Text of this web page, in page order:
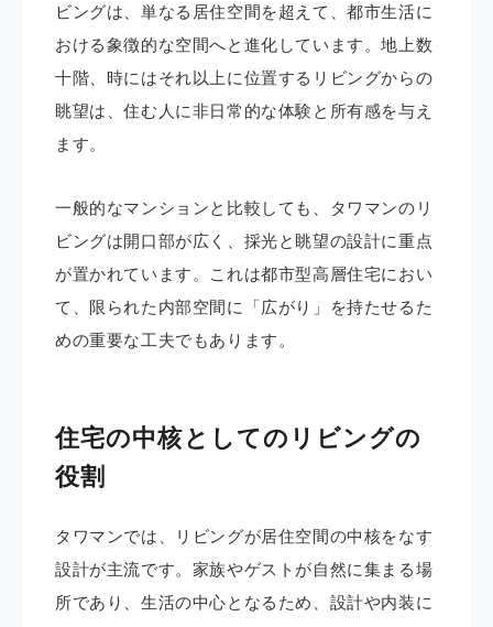
ビングは、単なる居住空間を超えて、都市生活に
おける象徴的な空間へと進化しています。地上数
十階、時にはそれ以上に位置するリビングからの
眺望は、住む人に非日常的な体験と所有感を与え
ます。
一般的なマンションと比較しても、タワマンのリ
ビングは開口部が広く、採光と眺望の設計に重点
が置かれています。これは都市型高層住宅におい
て、限られた内部空間に「広がり」を持たせるた
めの重要な工夫でもあります。
住宅の中核としてのリビングの
役割
タワマンでは、リビングが居住空間の中核をなす
設計が主流です。家族やゲストが自然に集まる場
所であり、生活の中心となるため、設計や内装に